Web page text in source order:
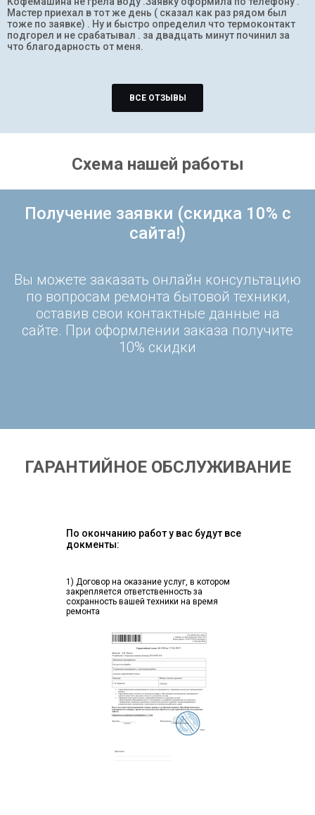
Мастер приехал в тот же день ( сказал как раз рядом был
тоже по заявке) . Ну и быстро определил что термоконтакт
подгорел и не срабатывал . за двадцать минут починил за
что благодарность от меня.
ВСЕ ОТЗЫВЫ
Схема нашей работы
Получение заявки (скидка 10% с
сайта!)
Вы можете заказать онлайн консультацию
по вопросам ремонта бытовой техники,
оставив свои контактные данные на
сайте. При оформлении заказа получите
10% скидки
ГАРАНТИЙНОЕ ОБСЛУЖИВАНИЕ
По окончанию работ у вас будут все
докменты:
1) Договор на оказание услуг, в котором
закрепляется ответственность за
сохранность вашей техники на время
ремонта